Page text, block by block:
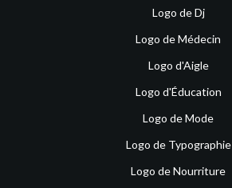
Logo de Dj
Logo de Médecin
Logo d'Aigle
Logo d'Éducation
Logo de Mode
Logo de Typographie
Logo de Nourriture